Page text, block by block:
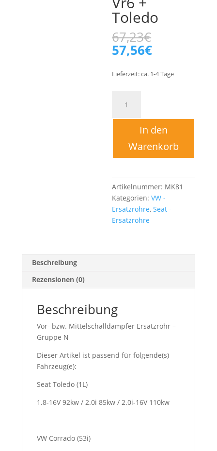
Toledo
67,23€
67,23€
57,56€Aktueller
ist:
57,56€.
Lieferzeit:ca. 1-4Tage
Kat
Katalysator
Corrado
2
&
3
+Jetta
Passat
Vento
+
Vr6
+
Menge
In den
Warenkorb
Artikelnummer: MK81
Kategorien:VW -
Ersatzrohre,Seat -
Ersatzrohre
Beschreibung
Rezensionen (0)
Beschreibung
Vor- bzw. Mittelschalldämpfer Ersatzrohr –
Gruppe N
Dieser Artikel ist passend für folgende(s)
Fahrzeug(e):
Seat Toledo (1L)
1.8-16V 92kw / 2.0i 85kw / 2.0i-16V 110kw
VW Corrado (53i)